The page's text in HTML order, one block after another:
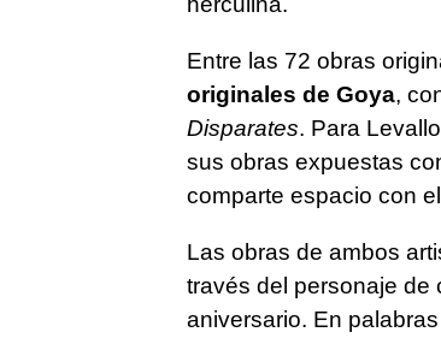
Entre las 72 obras
originales de Goya,
Disparates. Para
sus obras expuestas
comparte espacio con
Las obras de ambos
través del personaje de
aniversario. En